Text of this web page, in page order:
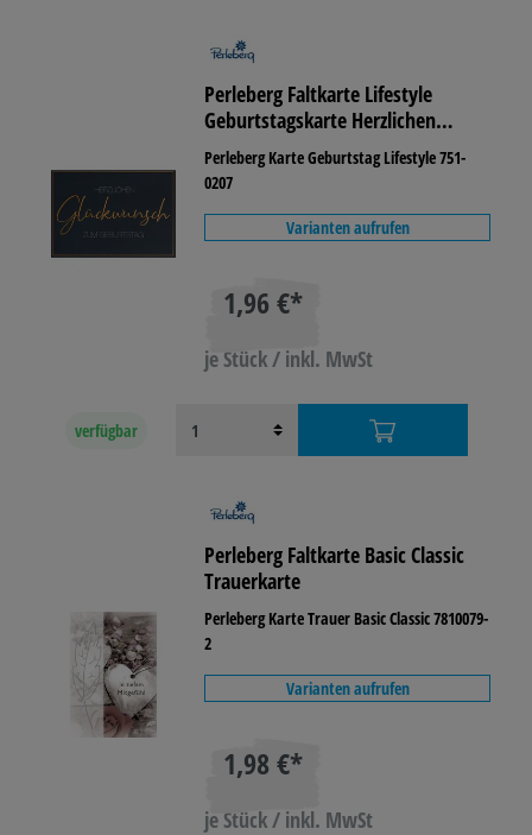
Perleberg Faltkarte Lifestyle
Geburtstagskarte Herzlichen
Glückwunsch zum Geburtstag
Perleberg Karte Geburtstag Lifestyle 751-
0207
Varianten aufrufen
1,96 €*
je Stück / inkl. MwSt
verfügbar
Perleberg Faltkarte Basic Classic
Trauerkarte
Perleberg Karte Trauer Basic Classic 7810079-
2
Varianten aufrufen
1,98 €*
je Stück / inkl. MwSt